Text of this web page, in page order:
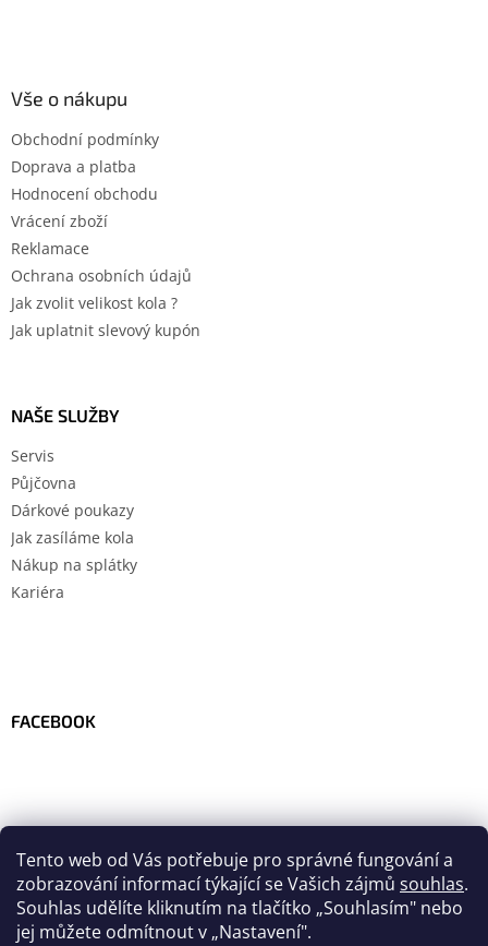
Tento web od Vás potřebuje pro správné fungování a
zobrazování informací týkající se Vašich zájmů souhlas.
Souhlas udělíte kliknutím na tlačítko „Souhlasím" nebo
jej můžete odmítnout v „Nastavení".
Vše o nákupu
Obchodní podmínky
Doprava a platba
Hodnocení obchodu
Vrácení zboží
Reklamace
Ochrana osobních údajů
Jak zvolit velikost kola ?
Jak uplatnit slevový kupón
NAŠE SLUŽBY
Servis
Půjčovna
Dárkové poukazy
Jak zasíláme kola
Nákup na splátky
Kariéra
FACEBOOK